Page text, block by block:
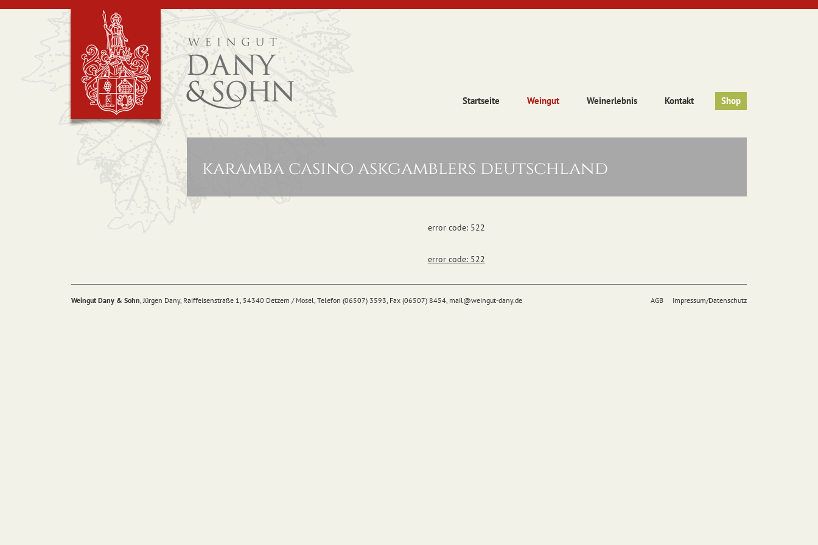
Startseite Weingut Weinerlebnis Kontakt Shop
karamba casino askgamblers deutschland
error code: 522
error code: 522
AGB Impressum/Datenschutz
Weingut Dany & Sohn, Jürgen Dany, Raiffeisenstraße 1, 54340 Detzem / Mosel, Telefon (06507) 3593, Fax (06507) 8454, mail@weingut-dany.de